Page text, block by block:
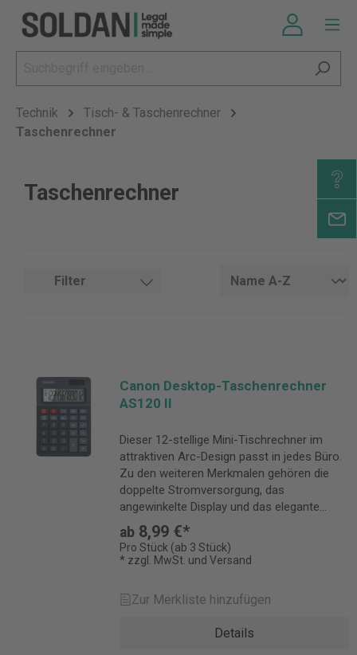
Technik
Tisch- & Taschenrechner
Taschenrechner
Taschenrechner
Filter
Canon Desktop-Taschenrechner
AS120 II
Dieser 12-stellige Mini-Tischrechner im
attraktiven Arc-Design passt in jedes Büro.
Zu den weiteren Merkmalen gehören die
doppelte Stromversorgung, das
angewinkelte Display und das elegante
dunkelgraue Finish.
ab 8,99 €*
Pro Stück (ab 3 Stück)
* zzgl. MwSt. und Versand
Zur Merkliste hinzufügen
Details